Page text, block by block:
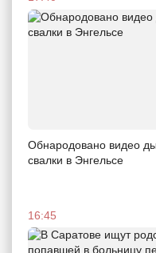
Обнародовано видео
свалки в Энгельсе
16:45